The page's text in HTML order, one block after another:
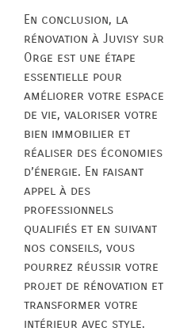
En conclusion, la
rénovation à Juvisy sur
Orge est une étape
essentielle pour
améliorer votre espace
de vie, valoriser votre
bien immobilier et
réaliser des économies
d’énergie. En faisant
appel à des
professionnels
qualifiés et en suivant
nos conseils, vous
pourrez réussir votre
projet de rénovation et
transformer votre
intérieur avec style.